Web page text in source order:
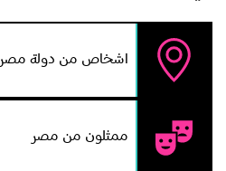
اشخاص من دولة مصر
ممثلون من مصر